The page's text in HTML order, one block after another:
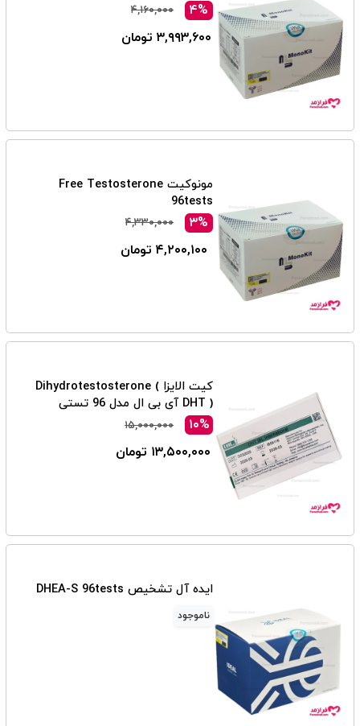
۴% ۴,۱۶۰,۰۰۰
۳,۹۹۳,۶۰۰ تومان
مونوکیت Free Testosterone
96tests
۳% ۴,۳۳۰,۰۰۰
۴,۲۰۰,۱۰۰ تومان
کیت الایزا Dihydrotestosterone (
DHT ) آی بی ال مدل 96 تستی
۱۰% ۱۵,۰۰۰,۰۰۰
۱۳,۵۰۰,۰۰۰ تومان
ایده آل تشخیص DHEA-S 96tests
ناموجود